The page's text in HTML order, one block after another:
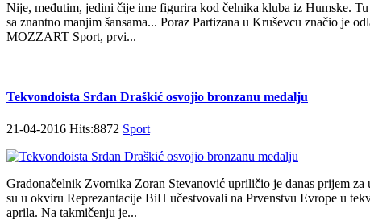
Nije, međutim, jedini čije ime figurira kod čelnika kluba iz Humske.
sa znantno manjim šansama... Poraz Partizana u Kruševcu značio je
MOZZART Sport, prvi...
Tekvondoista Srđan Draškić osvojio bronzanu medalju
21-04-2016 Hits:8872 Sport
Gradonačelnik Zvornika Zoran Stevanović upriličio je danas prijem
su u okviru Reprezantacije BiH učestvovali na Prvenstvu Evrope u
aprila. Na takmičenju je...